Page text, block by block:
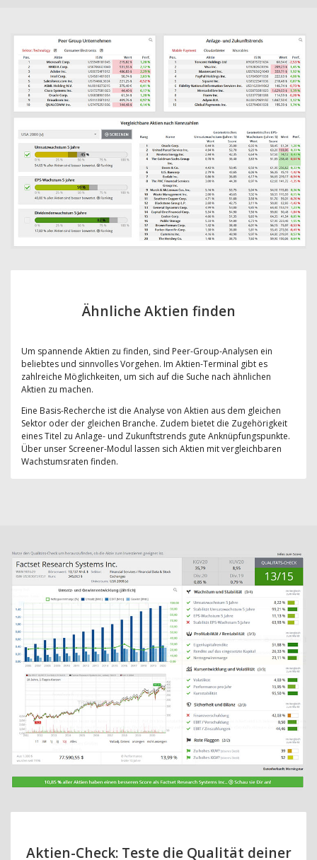
Ähnliche Aktien finden
Um spannende Aktien zu finden, sind Peer-Group-Analysen ein
beliebtes und sinnvolles Vorgehen. Im Aktien-Terminal gibt es
zahlreiche Möglichkeiten, um sich auf die Suche nach ähnlichen
Aktien zu machen.
Eine Basis-Recherche ist die Analyse von Aktien aus dem gleichen
Sektor oder der gleichen Branche. Zudem bietet die Zugehörigkeit
eines Titel zu Anlage- und Zukunftstrends gute Anknüpfungspunkte.
Über unser Screener-Modul lassen sich Aktien mit vergleichbaren
Wachstumsraten finden.
Aktien-Check: Teste die Qualität deiner